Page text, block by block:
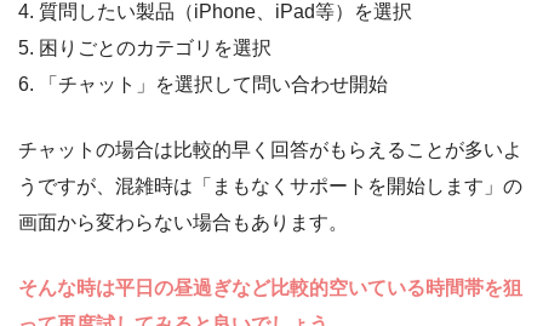
4. 質問したい製品（iPhone、iPad等）を選択
5. 困りごとのカテゴリを選択
6. 「チャット」を選択して問い合わせ開始
チャットの場合は比較的早く回答がもらえることが多いよ
うですが、混雑時は「まもなくサポートを開始します」の
画面から変わらない場合もあります。
そんな時は平日の昼過ぎなど比較的空いている時間帯を狙